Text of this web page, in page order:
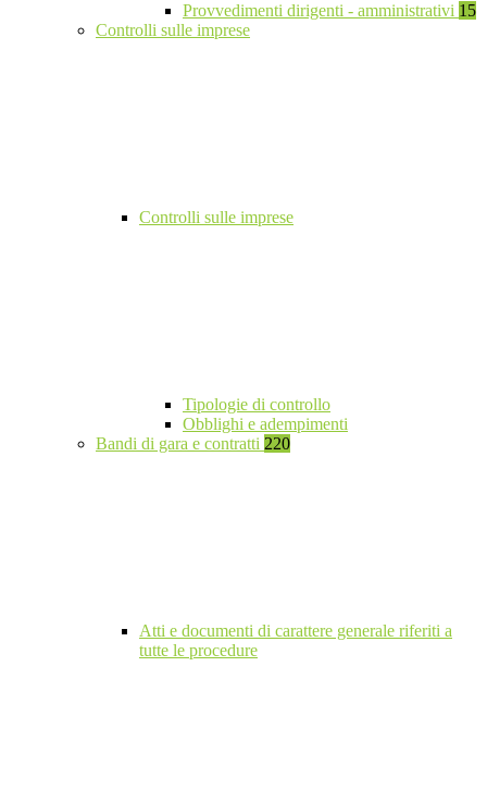
Provvedimenti dirigenti - amministrativi 15
Controlli sulle imprese
Controlli sulle imprese
Tipologie di controllo
Obblighi e adempimenti
Bandi di gara e contratti 220
Atti e documenti di carattere generale riferiti a
tutte le procedure